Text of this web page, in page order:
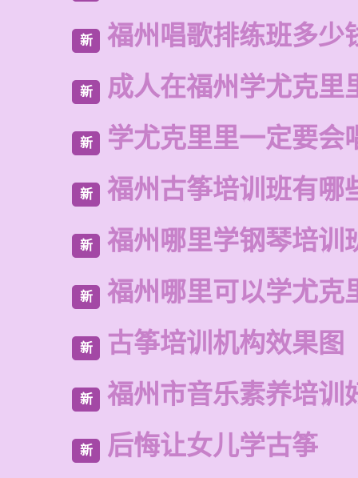
新 福州唱歌排练班多少
新 成人在福州学尤克里
新 学尤克里里一定要会
新 福州古筝培训班有哪
新 福州哪里学钢琴培训
新 福州哪里可以学尤克
新 古筝培训机构效果图
新 福州市音乐素养培训
新 后悔让女儿学古筝